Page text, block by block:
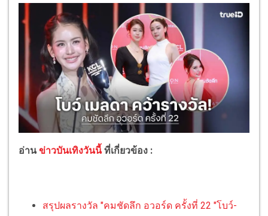
อ่านข่าวบันเทิงวันนี้ ที่เกี่ยวข้อง :
สรุปผลรางวัล "คมชัดลึก อวอร์ด ครั้งที่ 22 "โบว์-